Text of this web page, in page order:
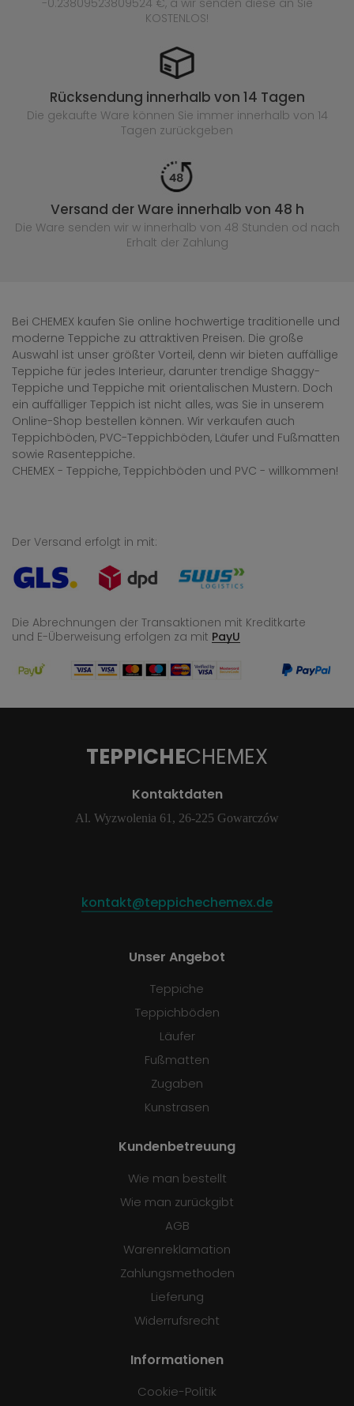
-0.23809523809524 €, a wir senden diese an Sie
KOSTENLOS!
Rücksendung innerhalb von 14 Tagen
Die gekaufte Ware können Sie immer innerhalb von 14
Tagen zurückgeben
Versand der Ware innerhalb von 48 h
Die Ware senden wir w innerhalb von 48 Stunden od nach
Erhalt der Zahlung
Bei CHEMEX kaufen Sie online hochwertige traditionelle und
moderne Teppiche zu attraktiven Preisen. Die große
Auswahl ist unser größter Vorteil, denn wir bieten auffällige
Teppiche für jedes Interieur, darunter trendige Shaggy-
Teppiche und Teppiche mit orientalischen Mustern. Doch
ein auffälliger Teppich ist nicht alles, was Sie in unserem
Online-Shop bestellen können. Wir verkaufen auch
Teppichböden, PVC-Teppichböden, Läufer und Fußmatten
sowie Rasenteppiche.
CHEMEX - Teppiche, Teppichböden und PVC - willkommen!
Der Versand erfolgt in mit:
Die Abrechnungen der Transaktionen mit Kreditkarte
und E-Überweisung erfolgen za mit PayU
TEPPICHECHEMEX
Kontaktdaten
Al. Wyzwolenia 61, 26-225 Gowarczów
kontakt@teppichechemex.de
Unser Angebot
Teppiche
Teppichböden
Läufer
Fußmatten
Zugaben
Kunstrasen
Kundenbetreuung
Wie man bestellt
Wie man zurückgibt
AGB
Warenreklamation
Zahlungsmethoden
Lieferung
Widerrufsrecht
Informationen
Cookie-Politik